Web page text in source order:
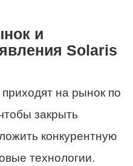
и
Solaris
на рынок по
закрыть
конкурентную
технологии.